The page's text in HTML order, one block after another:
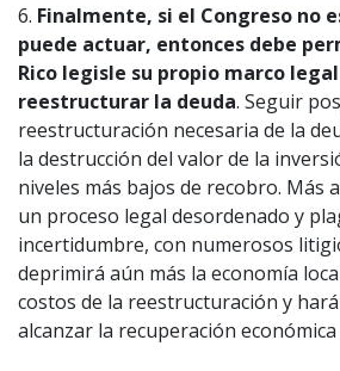
6. Finalmente, si el Congreso no
puede actuar, entonces debe
Rico legisle su propio marco
reestructurar la deuda. Seguir
reestructuración necesaria de la
la destrucción del valor de la
niveles más bajos de recobro. Más
un proceso legal desordenado y
incertidumbre, con numerosos
deprimirá aún más la economía
costos de la reestructuración y
alcanzar la recuperación